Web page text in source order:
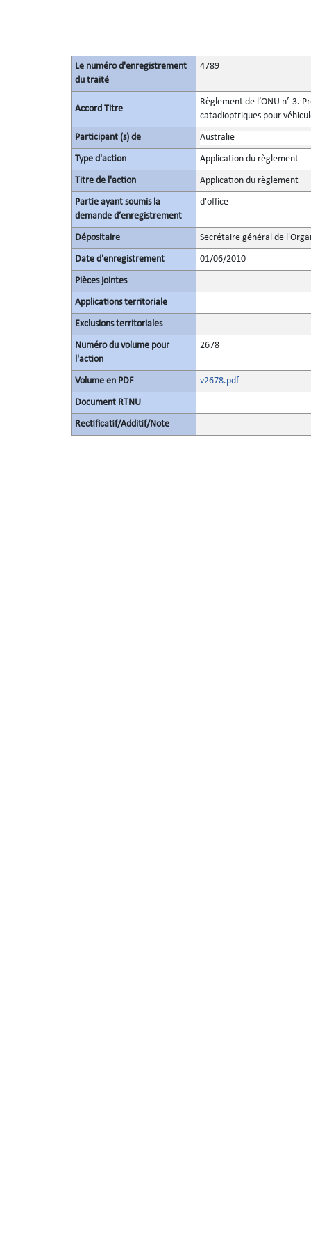
Le numéro d'enregistrement
du traité
4789
Accord Titre
Règlement de l’ONU n° 3.
catadioptriques pour
Participant (s) de Australie
Type d'action Application du règlement
Titre de l'action Application du règlement
Partie ayant soumis la
demande d’enregistrement
d'office
Dépositaire Secrétaire général de
Date d'enregistrement 01/06/2010
Pièces jointes
Applications territoriale
Exclusions territoriales
Numéro du volume pour
l'action
2678
Volume en PDF v2678.pdf
Document RTNU
Rectificatif/Additif/Note